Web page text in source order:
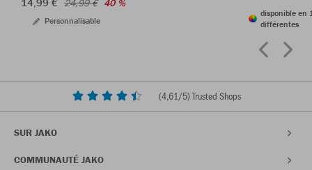
14,99 € 24,99 € 40 %
Personnalisable
disponible en
différentes
(4,61/5) Trusted Shops
SUR JAKO
COMMUNAUTÉ JAKO